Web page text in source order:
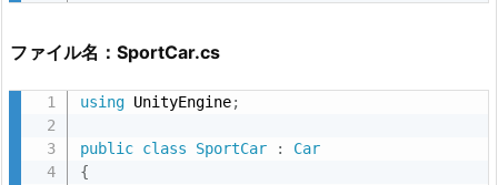
解
ミ
ニ
ファイル名：SportCar.cs
using UnityEngine;
public class SportCar :
Car
{